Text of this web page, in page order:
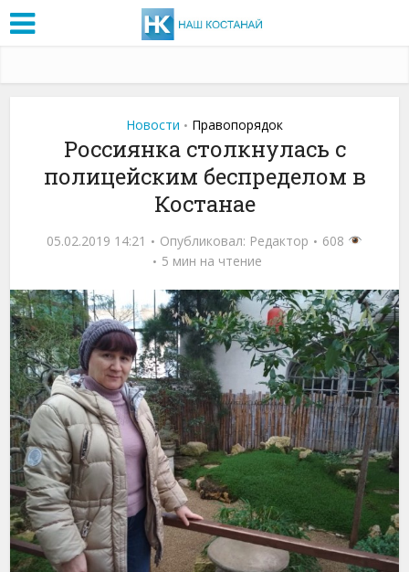
Новости • Правопорядок
Россиянка столкнулась с
полицейским беспределом в
Костанае
05.02.2019 14:21 Опубликовал: Редактор
608
5 мин на чтение